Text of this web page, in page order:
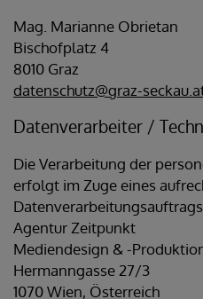
Mag. Marianne Obrietan
Bischofplatz 4
8010 Graz
datenschutz@graz-
Datenverarbeiter /
Die Verarbeitung der
erfolgt im Zuge eines
Agentur Zeitpunkt
Mediendesign & -
Hermanngasse 27/3
1070 Wien, Österreich